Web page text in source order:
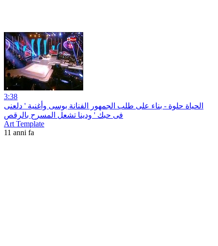
3:38
الحياة حلوة - بناء على طلب الجمهور الفنانة بوسى وأغنية ' دلعنى
فى حبك ' ودينا تشعل المسرح بالرقص
Art Template
11 anni fa